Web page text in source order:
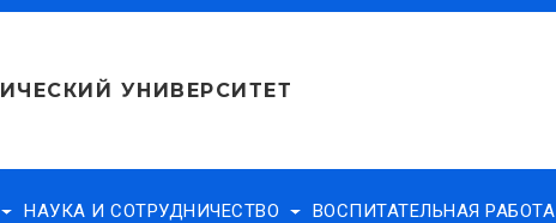
УНИВЕРСИТЕТ
НАУКА И СОТРУДНИЧЕСТВО ВОСПИТАТЕЛЬНАЯ РАБОТА